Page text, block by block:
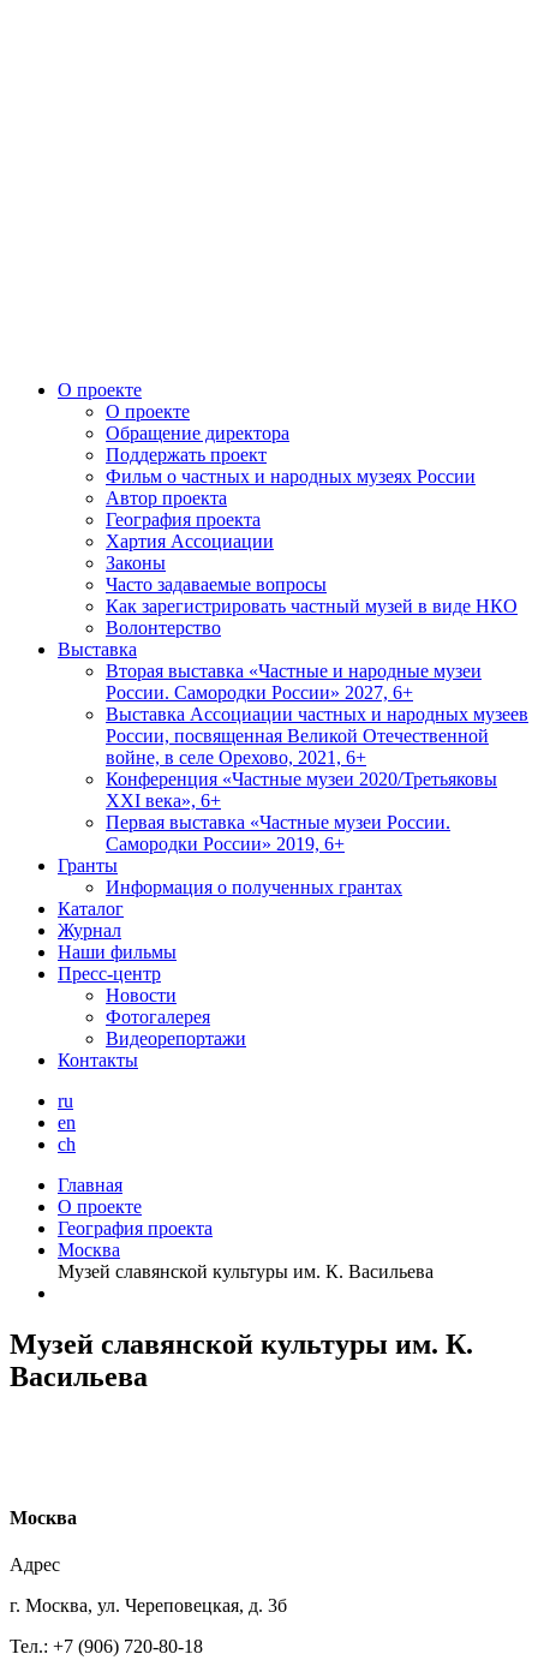
О проекте
О проекте
Обращение директора
Поддержать проект
Фильм о частных и народных музеях России
Автор проекта
География проекта
Хартия Ассоциации
Законы
Часто задаваемые вопросы
Как зарегистрировать частный музей в виде НКО
Волонтерство
Выставка
Вторая выставка «Частные и народные музеи
России. Самородки России» 2027, 6+
Выставка Ассоциации частных и народных музеев
России, посвященная Великой Отечественной
войне, в селе Орехово, 2021, 6+
Конференция «Частные музеи 2020/Третьяковы
XXI века», 6+
Первая выставка «Частные музеи России.
Самородки России» 2019, 6+
Гранты
Информация о полученных грантах
Каталог
Журнал
Наши фильмы
Пресс-центр
Новости
Фотогалерея
Видеорепортажи
Контакты
ru
en
ch
Главная
О проекте
География проекта
Москва
Музей славянской культуры им. К. Васильева
Музей славянской культуры им. К.
Васильева
Москва
Адрес
г. Москва, ул. Череповецкая, д. 3б
Тел.: +7 (906) 720-80-18